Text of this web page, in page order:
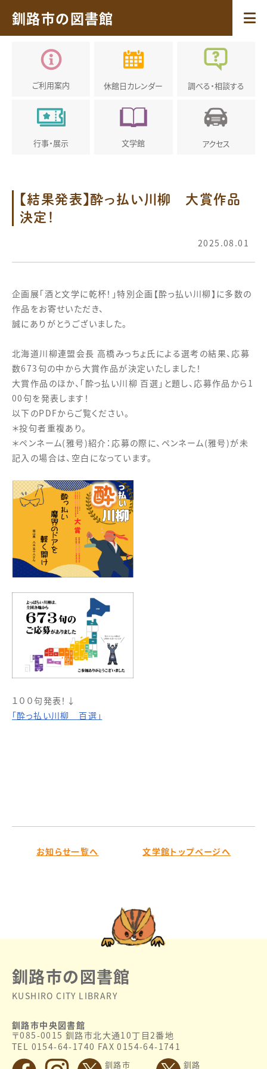
釧路市の図書館
ご利用案内 休館日カレンダー 調べる・相談する
行事・展示 文学館 アクセス
【結果発表】酔っ払い川柳 大賞作品
決定！
2025.08.01
企画展「酒と文学に乾杯！」特別企画【酔っ払い川柳】に多数の
作品をお寄せいただき、
誠にありがとうございました。
北海道川柳連盟会長 高橋みっちょ氏による選考の結果、応募
数673句の中から大賞作品が決定いたしました！
大賞作品のほか、「酔っ払い川柳 百選」と題し、応募作品から1
00句を発表します！
以下のPDFからご覧ください。
＊投句者重複あり。
＊ペンネーム(雅号)紹介：応募の際に、ペンネーム(雅号)が未
記入の場合は、空白になっています。
１００句発表！↓
「酔っ払い川柳 百選」
お知らせ一覧へ 文学館トップページへ
釧路市の図書館
KUSHIRO CITY LIBRARY
釧路市中央図書館
〒085-0015 釧路市北大通10丁目2番地
TEL 0154-64-1740 FAX 0154-64-1741
釧路市 釧路